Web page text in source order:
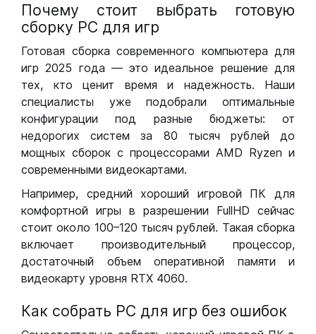
Почему стоит выбрать готовую
сборку РС для игр
Готовая сборка современного компьютера для
игр 2025 года — это идеальное решение для
тех, кто ценит время и надежность. Наши
специалисты уже подобрали оптимальные
конфигурации под разные бюджеты: от
недорогих систем за 80 тысяч рублей до
мощных сборок с процессорами AMD Ryzen и
современными видеокартами.
Например, средний хороший игровой ПК для
комфортной игры в разрешении FullHD сейчас
стоит около 100–120 тысяч рублей. Такая сборка
включает производительный процессор,
достаточный объем оперативной памяти и
видеокарту уровня RTX 4060.
Как собрать РС для игр без ошибок